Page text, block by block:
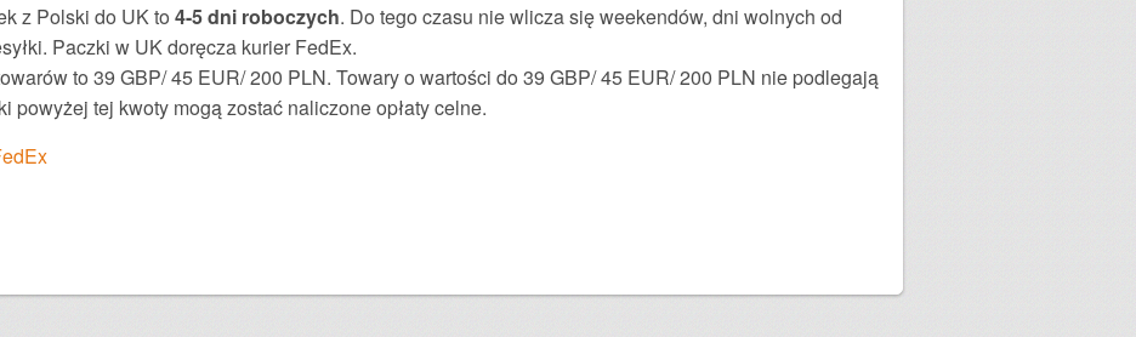
z Polski do UK to 4-5 dni roboczych. Do tego czasu nie wlicza się weekendów, dni wolnych od
Paczki w UK doręcza kurier FedEx.
to 39 GBP/ 45 EUR/ 200 PLN. Towary o wartości do 39 GBP/ 45 EUR/ 200 PLN nie podlegają
powyżej tej kwoty mogą zostać naliczone opłaty celne.